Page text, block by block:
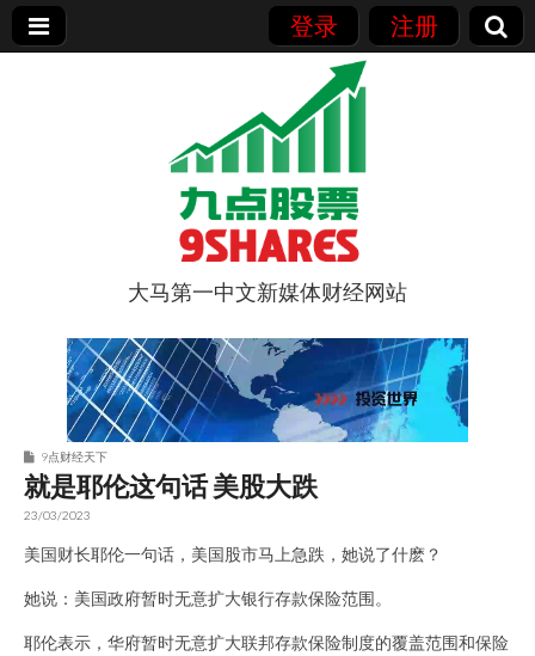
登录 注册
9点股票
大马第一中文新媒体财经网站
9点财经天下
就是耶伦这句话 美股大跌
23/03/2023
美国财长耶伦一句话，美国股市马上急跌，她说了什麽？
她说：美国政府暂时无意扩大银行存款保险范围。
耶伦表示，华府暂时无意扩大联邦存款保险制度的覆盖范围和保险